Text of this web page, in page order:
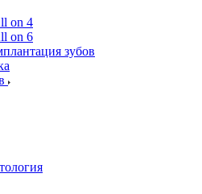
on 4
on 6
зубов